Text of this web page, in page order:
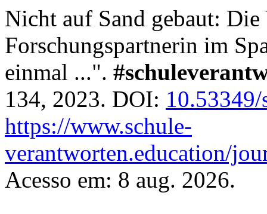
Nicht auf Sand gebaut:
Forschungspartnerin im
einmal ...".
134, 2023. DOI:
https://www.schule-
verantworten.education/
Acesso em: 8 aug. 2026.